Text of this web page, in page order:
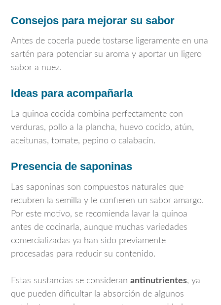
Consejos para mejorar su sabor
Antes de cocerla puede tostarse ligeramente en una
sartén para potenciar su aroma y aportar un ligero
sabor a nuez.
Ideas para acompañarla
La quinoa cocida combina perfectamente con
verduras, pollo a la plancha, huevo cocido, atún,
aceitunas, tomate, pepino o calabacín.
Presencia de saponinas
Las saponinas son compuestos naturales que
recubren la semilla y le confieren un sabor amargo.
Por este motivo, se recomienda lavar la quinoa
antes de cocinarla, aunque muchas variedades
comercializadas ya han sido previamente
procesadas para reducir su contenido.
Estas sustancias se consideran antinutrientes, ya
que pueden dificultar la absorción de algunos